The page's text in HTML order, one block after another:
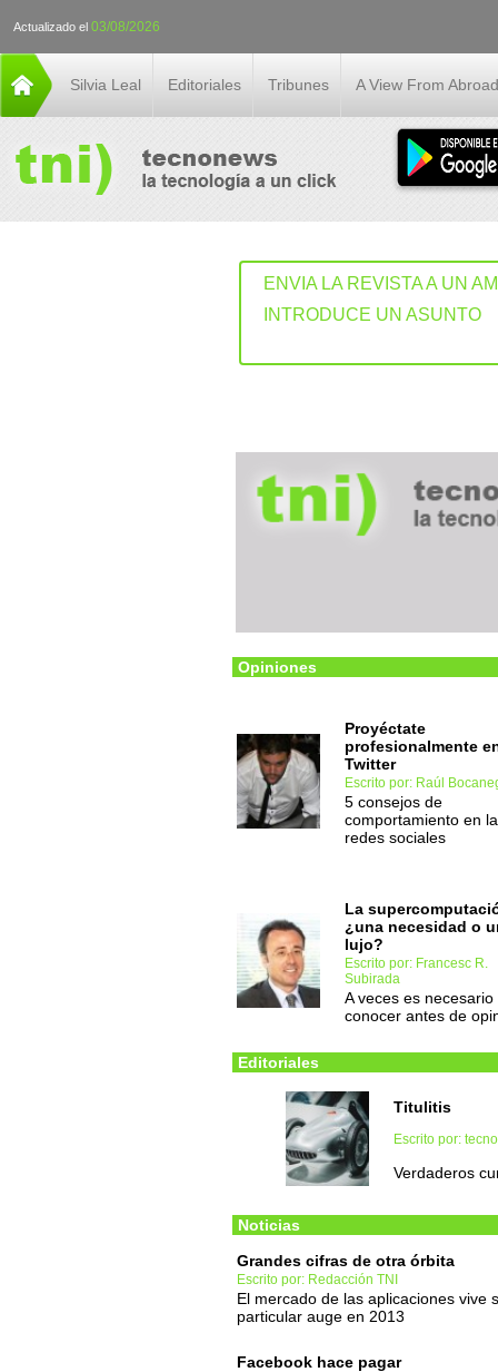
Actualizado el 03/08/2026
Silvia Leal Editoriales Tribunes A View From Abroad
ENVIA LA REVISTA A UN
INTRODUCE UN ASUNTO
Opiniones
Proyéctate
profesionalmente
Twitter
Escrito por: Raúl
5 consejos de
comportamiento en
redes sociales
La
¿una necesidad o
lujo?
Escrito por: Francesc R.
Subirada
A veces es necesario
conocer antes de
Editoriales
Titulitis
Escrito por:
Verdaderos
Noticias
Grandes cifras de otra órbita
Escrito por: Redacción TNI
El mercado de las aplicaciones vive
particular auge en 2013
Facebook hace pagar